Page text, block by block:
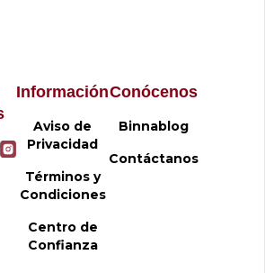
Información
Aviso de
Privacidad
Términos y
Condiciones
Centro de
Confianza
Conócenos
Binnablog
Contáctanos